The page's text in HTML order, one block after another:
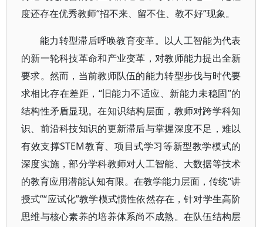
度还存在优秀教师“招不来、留不住、教不好”现象。
能力转型滞后呼唤教育变革。以人工智能为代表
的新一轮科技革命和产业变革，对教师能力提出全新
要求。然而，当前教师队伍的能力转型步伐与时代要
求相比存在差距，“旧能力不适应、新能力未稳固”的
结构性矛盾显现。在知识结构层面，教师对跨学科知
识、前沿科技知识的更新滞后与掌握深度不足，难以
有效支撑STEM教育、项目式学习等新型教学模式的
深度实施，部分学科教师对人工智能、大数据等技术
的教育应用潜能认知有限。在教学能力层面，传统“讲
授式”“应试化”教学模式惯性依然存在，针对学生高阶
思维与核心素养的培养体系尚不成熟。在队伍结构层